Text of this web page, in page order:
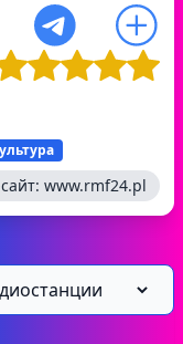
www.rmf24.pl